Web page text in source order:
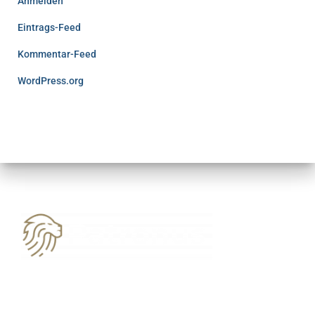
Eintrags-Feed
Kommentar-Feed
WordPress.org